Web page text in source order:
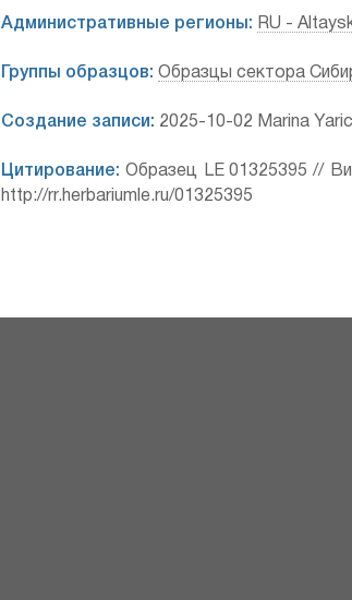
Административные регионы: RU -
Группы образцов: Образцы сектора
Создание записи: 2025-10-02 Marina
Цитирование: Образец LE 01325395 //
http://rr.herbariumle.ru/01325395